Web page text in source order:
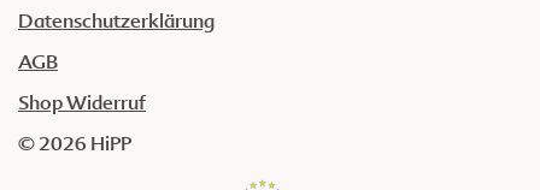
Datenschutzerklärung
AGB
Shop Widerruf
© 2026 HiPP